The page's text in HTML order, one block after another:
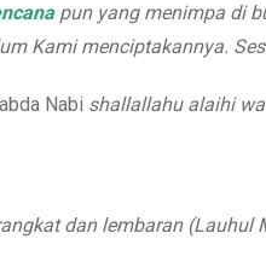
pun yang menimpa di
Kami menciptakannya.
Nabi shallallahu alaihi
dan lembaran (Lauhul